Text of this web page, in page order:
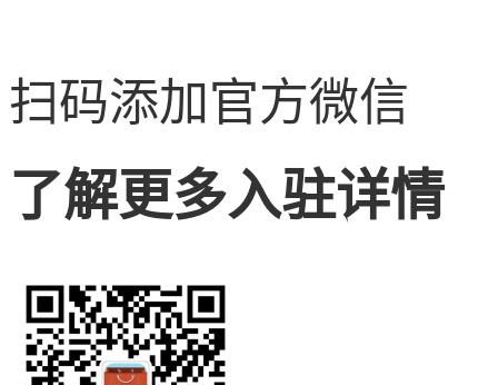
扫码添加官方微信
了解更多入驻详情